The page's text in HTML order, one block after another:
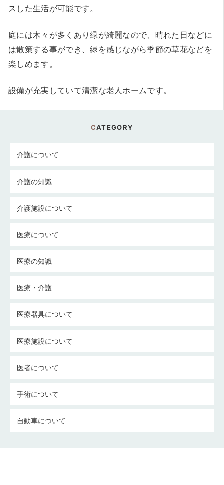
スした生活が可能です。
庭には木々が多くあり緑が綺麗なので、晴れた日などに
は散策する事ができ、緑を感じながら季節の草花などを
楽しめます。
設備が充実していて清潔な老人ホームです。
CATEGORY
介護について
介護の知識
介護施設について
医療について
医療の知識
医療・介護
医療器具について
医療施設について
医者について
手術について
自動車について